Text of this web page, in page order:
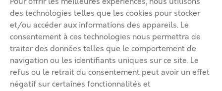
des technologies telles que les cookies pour stocker
et/ou accéder aux informations des appareils. Le
consentement à ces technologies nous permettra de
traiter des données telles que le comportement de
navigation ou les identifiants uniques sur ce site. Le
refus ou le retrait du consentement peut avoir un effet
négatif sur certaines fonctionnalités et
Mentions légales
Modifier mon annonce
Mon compte
Nous contacter
© 2026 Immobilier Béthune Bruay. Tous droits réservés.
Vos solutions d’implantation dans l’agglomération Béthune Bruay
Vos solutions d’implantation dans
l’agglomération Béthune Bruay Artois Lys Romane